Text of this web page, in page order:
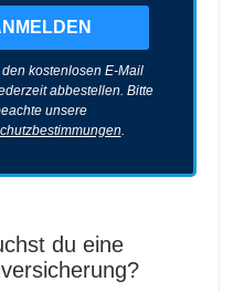
kostenlosen E-Mail
abbestellen. Bitte
unsere
.
du eine